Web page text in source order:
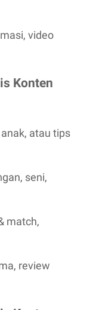
video
Konten
atau tips
seni,
match,
review